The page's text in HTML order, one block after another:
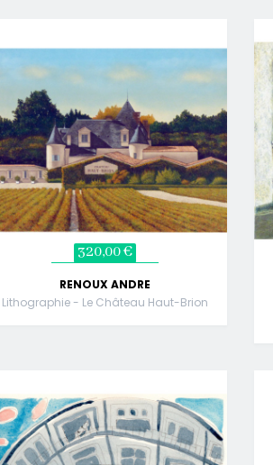
320,00 €
RENOUX ANDRE
Lithographie - Le Château Haut-Brion